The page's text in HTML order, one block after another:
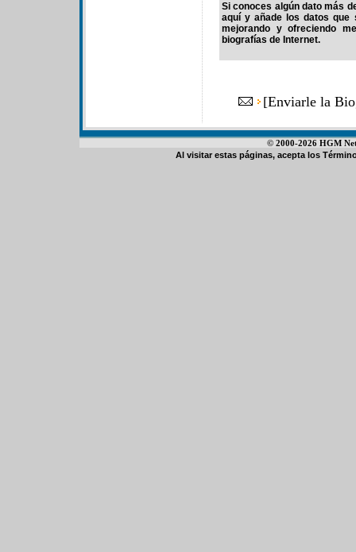
Si conoces algún dato más
aquí y añade los datos que
mejorando y ofreciendo
biografías de Internet.
[Enviarle la
© 2000-2026 HGM
Al visitar estas páginas, acepta los